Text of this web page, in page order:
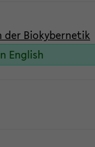
der Biokybernetik
English